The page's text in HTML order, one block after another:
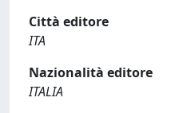
Città editore
ITA
Nazionalità editore
ITALIA